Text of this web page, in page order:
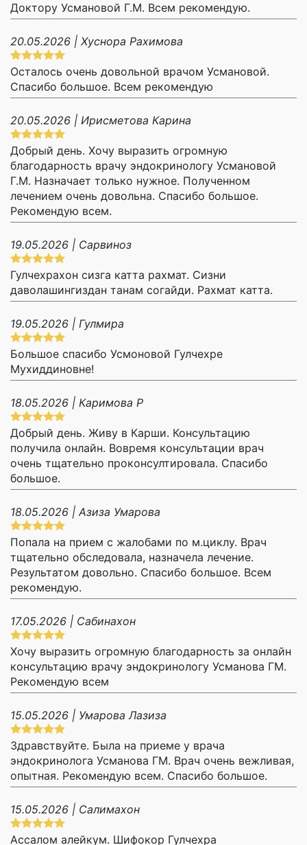
Доктору Усмановой Г.М. Всем рекомендую.
20.05.2026 | Хуснора Рахимова
Осталось очень довольной врачом Усмановой.
Спасибо большое. Всем рекомендую
20.05.2026 | Ирисметова Карина
Добрый день. Хочу выразить огромную
благодарность врачу эндокринологу Усмановой
Г.М. Назначает только нужное. Полученном
лечением очень довольна. Спасибо большое.
Рекомендую всем.
19.05.2026 | Сарвиноз
Гулчехрахон сизга катта рахмат. Сизни
даволашингиздан танам согайди. Рахмат катта.
19.05.2026 | Гулмира
Большое спасибо Усмоновой Гулчехре
Мухиддиновне!
18.05.2026 | Каримова Р
Добрый день. Живу в Карши. Консультацию
получила онлайн. Вовремя консультации врач
очень тщательно проконсултировала. Спасибо
большое.
18.05.2026 | Азиза Умарова
Попала на прием с жалобами по м.циклу. Врач
тщательно обследовала, назначела лечение.
Результатом довольно. Спасибо большое. Всем
рекомендую.
17.05.2026 | Сабинахон
Хочу выразить огромную благодарность за онлайн
консультацию врачу эндокринологу Усманова ГМ.
Рекомендую всем
15.05.2026 | Умарова Лазиза
Здравствуйте. Была на приеме у врача
эндокринолога Усманова ГМ. Врач очень вежливая,
опытная. Рекомендую всем. Спасибо большое.
15.05.2026 | Салимахон
Ассалом алейкум. Шифокор Гулчехра